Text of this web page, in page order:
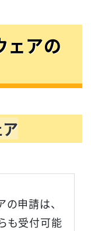
ェアの
の申請は、
も受付可能